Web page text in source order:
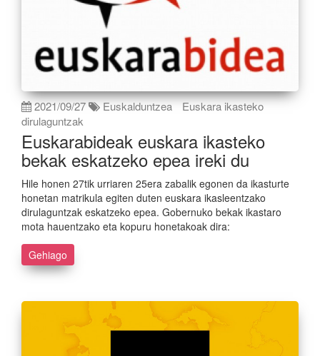
2021/09/27 Euskalduntzea
Euskara ikasteko
dirulaguntzak
Euskarabideak euskara ikasteko
bekak eskatzeko epea ireki du
Hile honen 27tik urriaren 25era zabalik egonen da ikasturte
honetan matrikula egiten duten euskara ikasleentzako
dirulaguntzak eskatzeko epea. Gobernuko bekak ikastaro
mota hauentzako eta kopuru honetakoak dira:
Gehiago